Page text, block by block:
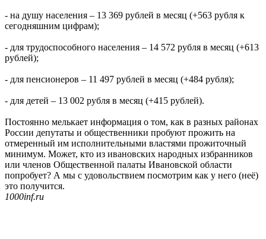
- на душу населения – 13 369 рублей в месяц (+563 рубля к
сегодняшним цифрам);
- для трудоспособного населения – 14 572 рубля в месяц (+613
рублей);
- для пенсионеров – 11 497 рублей в месяц (+484 рубля);
- для детей – 13 002 рубля в месяц (+415 рублей).
Постоянно мелькает информация о том, как в разных районах
России депутаты и общественники пробуют прожить на
отмеренный им исполнительными властями прожиточный
минимум. Может, кто из ивановских народных избранников
или членов Общественной палаты Ивановской области
попробует? А мы с удовольствием посмотрим как у него (неё)
это получится.
1000inf.ru